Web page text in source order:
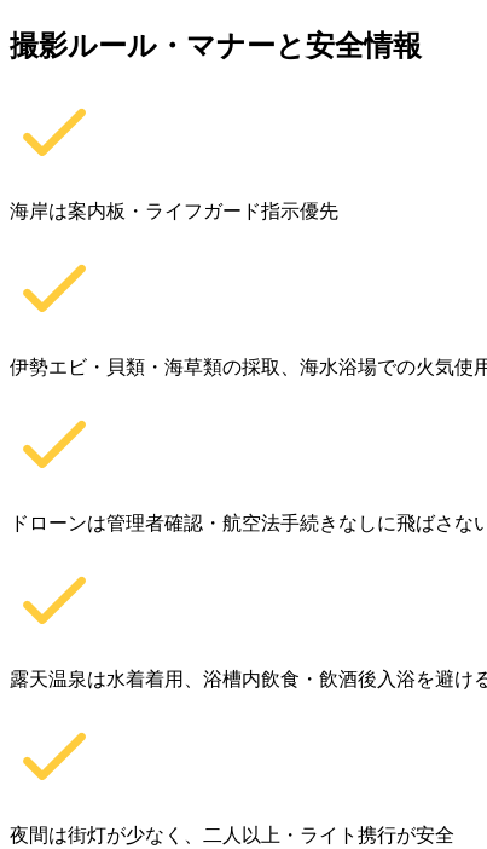
撮影ルール・マナーと安全情報
海岸は案内板・ライフガード指示優先
伊勢エビ・貝類・海草類の採取、海水浴場での火気使
ドローンは管理者確認・航空法手続きなしに飛ばさな
露天温泉は水着着用、浴槽内飲食・飲酒後入浴を避け
夜間は街灯が少なく、二人以上・ライト携行が安全